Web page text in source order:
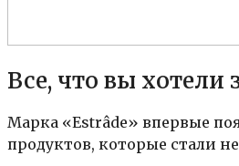
Все, что вы хотели
Марка «Estrâde» впервые
продуктов, которые стали